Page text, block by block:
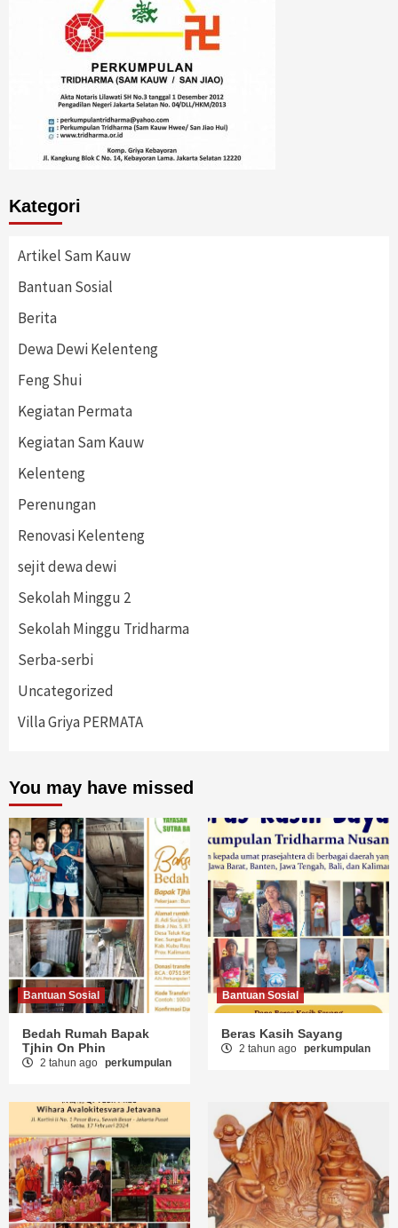
Kategori
Artikel Sam Kauw
Bantuan Sosial
Berita
Dewa Dewi Kelenteng
Feng Shui
Kegiatan Permata
Kegiatan Sam Kauw
Kelenteng
Perenungan
Renovasi Kelenteng
sejit dewa dewi
Sekolah Minggu 2
Sekolah Minggu Tridharma
Serba-serbi
Uncategorized
Villa Griya PERMATA
You may have missed
Bantuan Sosial
Bedah Rumah Bapak
Tjhin On Phin
2 tahun ago perkumpulan
Bantuan Sosial
Beras Kasih Sayang
2 tahun ago perkumpulan